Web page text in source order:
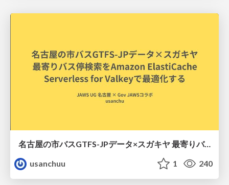
名古屋の市バスGTFS-JPデータ×スガキヤ 最寄りバス停検索をAmazon ElastiCache Serverless for Valkeyで最適化する
usanchuu
1 240